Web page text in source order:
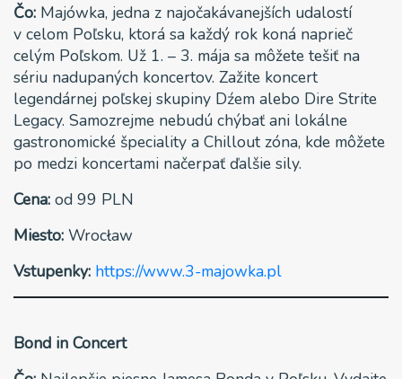
Čo: Majówka, jedna z najočakávanejších udalostí
v celom Poľsku, ktorá sa každý rok koná naprieč
celým Poľskom. Už 1. – 3. mája sa môžete tešiť na
sériu nadupaných koncertov. Zažite koncert
legendárnej poľskej skupiny Dźem alebo Dire Strite
Legacy. Samozrejme nebudú chýbať ani lokálne
gastronomické špeciality a Chillout zóna, kde môžete
po medzi koncertami načerpať ďalšie sily.
Cena: od 99 PLN
Miesto: Wrocław
Vstupenky: https://www.3-majowka.pl
Bond in Concert